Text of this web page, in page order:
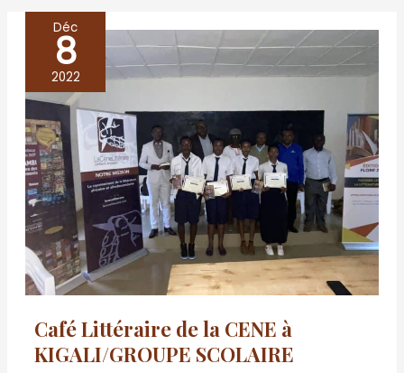
Déc
8
2022
Café Littéraire de la CENE à
KIGALI/GROUPE SCOLAIRE
Café
Littéraire
de
la
CENE
à
KIGALI/GROUPE
SCOLAIRE
CONSULAIRE
CONGOLAIS
Décembre
2022